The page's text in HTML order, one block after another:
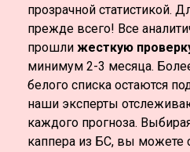
прозрачной статистикой.
прежде всего! Все
прошли жесткую
минимум 2-3 месяца.
белого списка остаются
наши эксперты
каждого прогноза.
каппера из БС, вы можете